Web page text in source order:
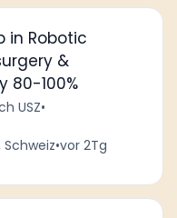
in Robotic
&
80-100%
USZ•
•vor 2Tg